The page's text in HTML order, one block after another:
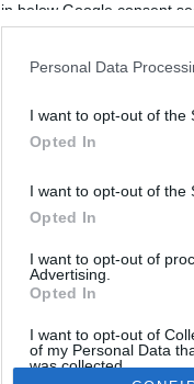
in below Google consent
Personal Data
I want to opt-out of the
Opted In
I want to opt-out of the
Opted In
I want to opt-out of
Advertising.
Opted In
I want to opt-out of
of my Personal Data
was collected.